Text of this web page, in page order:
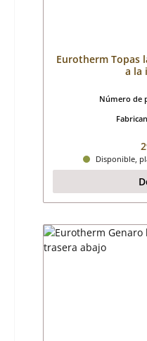
Eurotherm Topas
a la
Número de
Disponible,